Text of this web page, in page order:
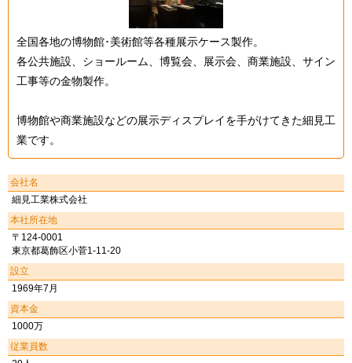
全国各地の博物館･美術館等各種展示ケース製作。
各公共施設、ショールーム、博覧会、展示会、商業施設、サイン
工事等の金物製作。
博物館や商業施設などの展示ディスプレイを手がけてきた細見工
業です。
会社名
細見工業株式会社
本社所在地
〒124-0001
東京都葛飾区小菅1-11-20
設立
1969年7月
資本金
1000万
従業員数